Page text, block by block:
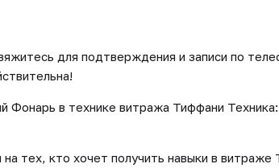
для подтверждения и записи по
Фонарь в технике витража Тиффани
на тех, кто хочет получить навыки в